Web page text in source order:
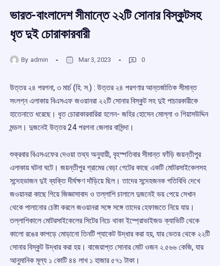
ভারত-বাংলাদেশ সীমান্তে ২২টি সোনার বিস্কুটসহ
ধৃত দুই চোরাকারবারী
By admin Mar 3, 2023 0
উত্তর ২৪ পরগনা, ৩ মার্চ (হি. স.) : উত্তর ২৪ পরগণার আন্তর্জাতিক সীমান্ত
সংলগ্ন এলাকায় বিএসএফ জওয়ানরা ২২টি সোনার বিস্কুট সহ দুই পাচারকারীকে
হাতেনাতে ধরেছে। ধৃত চোরাকারবারিরা হলেন- জহির হোসেন মোল্লা ও গিয়াসউদ্দিন
মন্ডল। দুজনেই উত্তর 24 পরগনা জেলার বাসিন্দা।
শুক্রবার বিএসএফের দেওয়া তথ্য অনুযায়ী, বৃহস্পতিবার সীমান্ত ফাঁড়ি জয়ন্তীপুর
এলাকায় ঘটনা ঘটে। জয়ন্তীপুর গ্রামের বেড়া গেটের কাছে একটি মোটরসাইকেলসহ
সন্দেহভাজন দুই ব্যক্তি দীর্ঘক্ষণ দাঁড়িয়ে ছিল। তাদের সন্দেহজনক গতিবিধি দেখে
জওয়ানরা কাছে গিয়ে জিজ্ঞাসাবাদ ও তল্লাশি চালালে দুজনেই ভয় পেয়ে সেখান
থেকে পালানোর চেষ্টা করলে জওয়ানরা সঙ্গে সঙ্গে তাদের হেফাজতে নিয়ে যায়।
তল্লাশিকালে মোটরসাইকেলের সিটের নিচে থাকা ইম্প্রোভাইজড ক্যাভিটি থেকে
কালো রঙের কাপড়ে মোড়ানো তিনটি প্যাকেট উদ্ধার করা হয়, যার ভেতর থেকে ২২টি
সোনার বিস্কুট উদ্ধার করা হয়। বাজেয়াপ্ত সোনার মোট ওজন ২.৫৬৬ কেজি, যার
আনুমানিক মূল্য ১ কোটি ৪৪ লাখ ১ হাজার ৫৭১ টাকা।